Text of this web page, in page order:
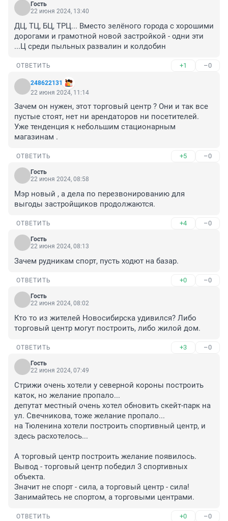
Гость
22 июня 2024, 13:40
ДЦ, ТЦ, БЦ, ТРЦ... Вместо зелёного города с хорошими
дорогами и грамотной новой застройкой - одни эти
...Ц среди пыльных развалин и колдобин
ОТВЕТИТЬ +1 –0
248622131
22 июня 2024, 11:14
Зачем он нужен, этот торговый центр ? Они и так все
пустые стоят, нет ни арендаторов ни посетителей.
Уже тенденция к небольшим стационарным
магазинам .
ОТВЕТИТЬ +5 –0
Гость
22 июня 2024, 08:58
Мэр новый , а дела по перезвонированию для
выгоды застройщиков продолжаются.
ОТВЕТИТЬ +4 –0
Гость
22 июня 2024, 08:13
Зачем рудникам спорт, пусть ходют на базар.
ОТВЕТИТЬ +0 –0
Гость
22 июня 2024, 08:02
Кто то из жителей Новосибирска удивился? Либо
торговый центр могут построить, либо жилой дом.
ОТВЕТИТЬ +3 –0
Гость
22 июня 2024, 07:49
Стрижи очень хотели у северной короны построить
каток, но желание пропало...
депутат местный очень хотел обновить скейт-парк на
ул. Свечникова, тоже желание пропало...
на Тюленина хотели построить спортивный центр, и
здесь расхотелось...
А торговый центр построить желание появилось.
Вывод - торговый центр победил 3 спортивных
объекта.
Значит не спорт - сила, а торговый центр - сила!
Занимайтесь не спортом, а торговыми центрами.
ОТВЕТИТЬ +0 –0